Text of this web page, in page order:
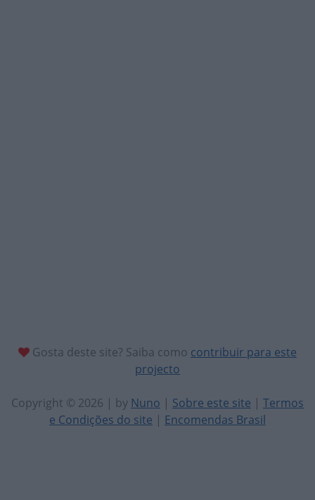
Gosta deste site? Saiba como contribuir para este
projecto
Copyright © 2026 | by Nuno | Sobre este site | Termos
e Condições do site | Encomendas Brasil